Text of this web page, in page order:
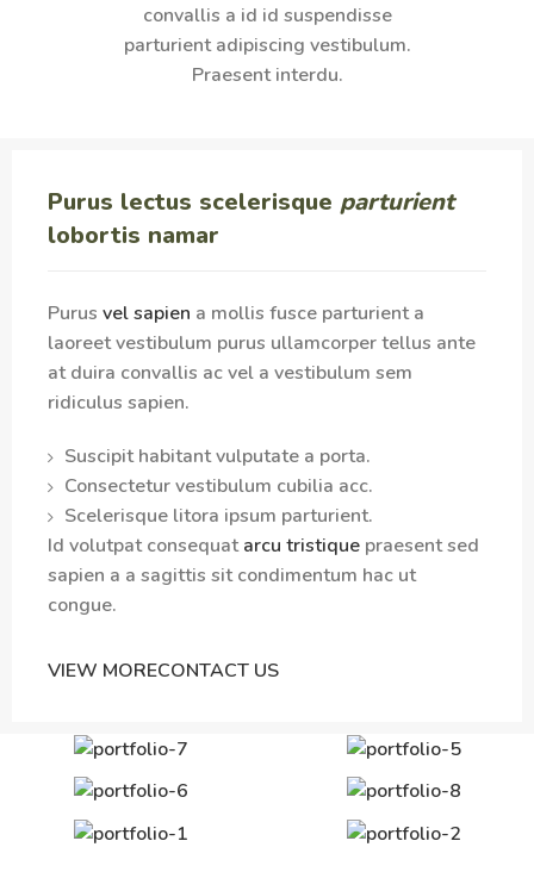
convallis a id id suspendisse
parturient adipiscing vestibulum.
Praesent interdu.
Purus lectus scelerisque parturient
lobortis namar
Purus vel sapien a mollis fusce parturient a
laoreet vestibulum purus ullamcorper tellus ante
at duira convallis ac vel a vestibulum sem
ridiculus sapien.
Suscipit habitant vulputate a porta.
Consectetur vestibulum cubilia acc.
Scelerisque litora ipsum parturient.
Id volutpat consequatarcu tristique praesent sed
sapien a a sagittis sit condimentum hac ut
congue.
VIEW MORECONTACT US